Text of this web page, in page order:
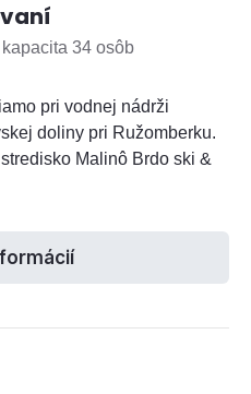
34 osôb
pri vodnej nádrži
doliny pri Ružomberku.
Malinô Brdo ski &